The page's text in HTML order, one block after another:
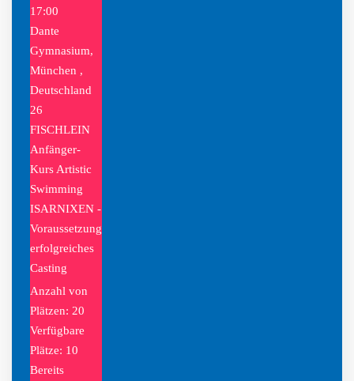
17:00
Dante
Gymnasium,
München ,
Deutschland
26
FISCHLEIN
Anfänger-
Kurs Artistic
Swimming
ISARNIXEN -
Voraussetzung
erfolgreiches
Casting
Anzahl von
Plätzen: 20
Verfügbare
Plätze: 10
Bereits